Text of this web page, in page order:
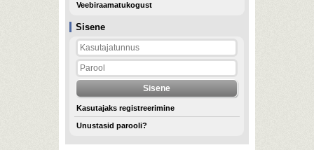
Sisene
Kasutajaks registreerimine
Unustasid parooli?
Veebiraamatukogust